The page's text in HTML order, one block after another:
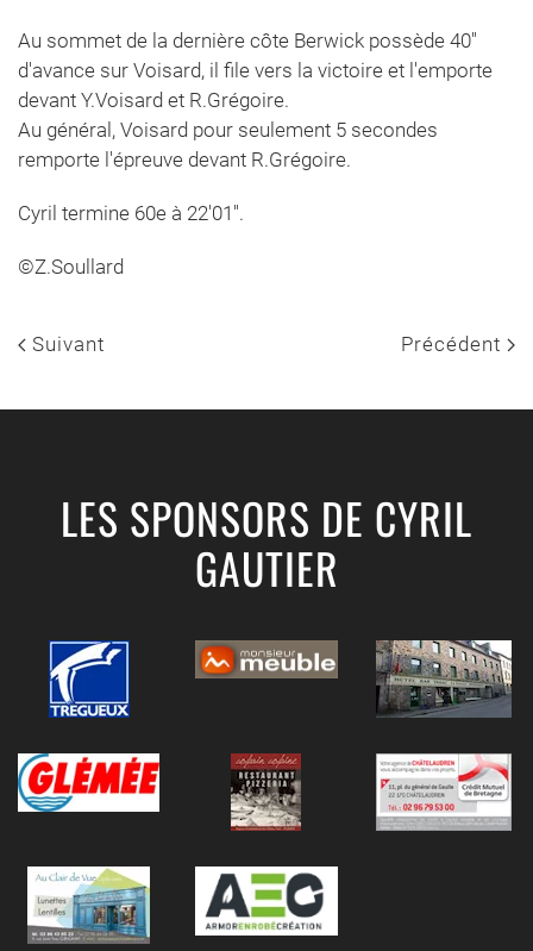
Au sommet de la dernière côte Berwick possède 40''
d'avance sur Voisard, il file vers la victoire et l'emporte
devant Y.Voisard et R.Grégoire.
Au général, Voisard pour seulement 5 secondes
remporte l'épreuve devant R.Grégoire.
Cyril termine 60e à 22'01''.
©Z.Soullard
Suivant Précédent
LES SPONSORS DE CYRIL
GAUTIER